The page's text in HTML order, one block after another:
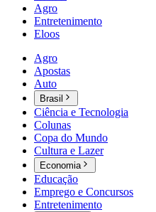
Agro
Entretenimento
Eloos
Agro
Apostas
Auto
Brasil
Ciência e Tecnologia
Colunas
Copa do Mundo
Cultura e Lazer
Economia
Educação
Emprego e Concursos
Entretenimento